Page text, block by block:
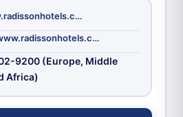
https://www.radissonhotels.com/ru-ru/
https://www.radissonhotels.com/ru-ru/
9200 (Europe, Middle
Africa)